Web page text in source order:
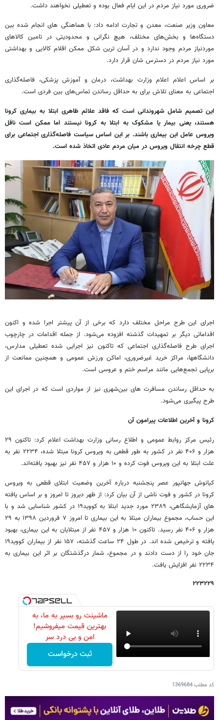
ضروری مورد نیاز مردم در این ایام فعال بوده و تعطیلی نخواهند داشت.
معاون وزیر صنعت، معدن و تجارت ادامه داد: با هماهنگی های انجام شده بین
دستگاه‌ها و بخش‌های مختلف، هیچ نگرانی و محدودیتی در تامین کالاهای
موردنیاز مردم وجود ندارد و در آسان ترین شکل ممکن اقلام کالایی و بهداشتی
مورد نیاز مردم در دسترس شان قرار دارد.
بر اساس اعلام اعلام وزارت بهداشت، درمان و آموزش پزشکی، فاصله‌گذاری
اجتماعی به معنای تلاش برای به حداقل رساندن تماس‌های بین فردی است.
این تصمیم شامل شهروندانی است که فاقد علائم ظاهری ابتلا به بیماری کرونا
هستند، یعنی بیمار یا مشکوک به ابتلا به کرونا نیستند اما ممکن است ناقل
ویروس عامل این بیماری باشند. بر این اساس سیاست فاصله‌گذاری اجتماعی برای
قطع چرخه انتقال ویروس در میان مردم عادی اتخاذ شده است.
اجرای این طرح مراحل مختلف دارد که برخی از آن پیشتر اجرا شده‌ و اکنون
اقداماتی دیگر بر تمهیدات گذشته افزوده می‌شود. از جمله اقدامات در چارچوب
اجرای طرح فاصله‌گذاری اجتماعی که تاکنون نیز اجرایی شده تعطیلی مدارس،
دانشگاهها، مراکز خرید غیرضروری، اماکن ورزش عمومی و همچنین ممانعت از
برپایی تجمع‌هایی مانند مراسم ختم و عروسی است.
به حداقل رساندن مسافرت های بین‌شهری نیز از مواردی است که در اجرای این
طرح پیگیری می‌شود.
کرونا و آخرین اطلاعات پیرامون آن
رئیس مرکز روابط عمومی و اطلاع رسانی وزارت بهداشت اعلام کرد: تاکنون ۲۹
هزار و ۴۰۶ نفر در کشور به طور قطعی به ویروس کرونا مبتلا شده، ۲۲۳۴ نفر به
علت ابتلا به این ویروس فوت کرده و ۱۰ هزار و ۴۵۷ نفر نیز بهبود یافته‌اند.
کیانوش جهانپور عصر پنجشنبه درباره آخرین وضعیت ابتلای قطعی به ویروس
کرونا در کشور و فوت ناشی از آن بیان کرد: از ظهر دیروز تا امروز و بر اساس یافته
های آزمایشگاهی، ۲۳۸۹ مورد جدید ابتلا به کووید۱۹ در کشور شناسایی شد و با
این حساب، مجموع بیماران مبتلا به این بیماری تا امروز ۷ فروردین ۱۳۹۸ به ۲۹
هزار و ۴۰۶ نفر رسید. تاکنون ۱۰ هزار و ۴۵۷ نفر از مبتلایان به این بیماری، بهبود
یافته و ترخیص شده اند. در طول ۲۴ ساعت گذشته، ۱۵۷ نفر از بیماران کووید۱۹
جان خود را از دست دادند و در مجموع، شمار درگذشتگان بر اثر این بیماری به
۲۲۳۴ نفر افزایش یافت.
۲۲۳۲۲۹
ماشینت رو بسپر به ما، به
بهترین قیمت میفروشیم!
امن و بی درد سر
ثبت درخواست
کد مطلب1369684